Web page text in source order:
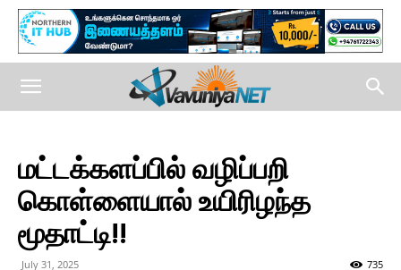
மட்டக்களப்பில் வழிப்பறி
கொள்ளையால் உயிரிழந்த
மூதாட்டி!!
July 31, 2025 735